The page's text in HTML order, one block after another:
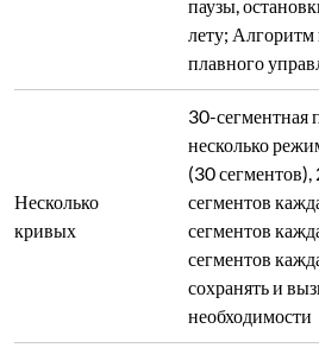
настройка
программное
отображает PV,
сегмента,
мощности;
вызывать/
исторические
настраиваемым
долгосрочного